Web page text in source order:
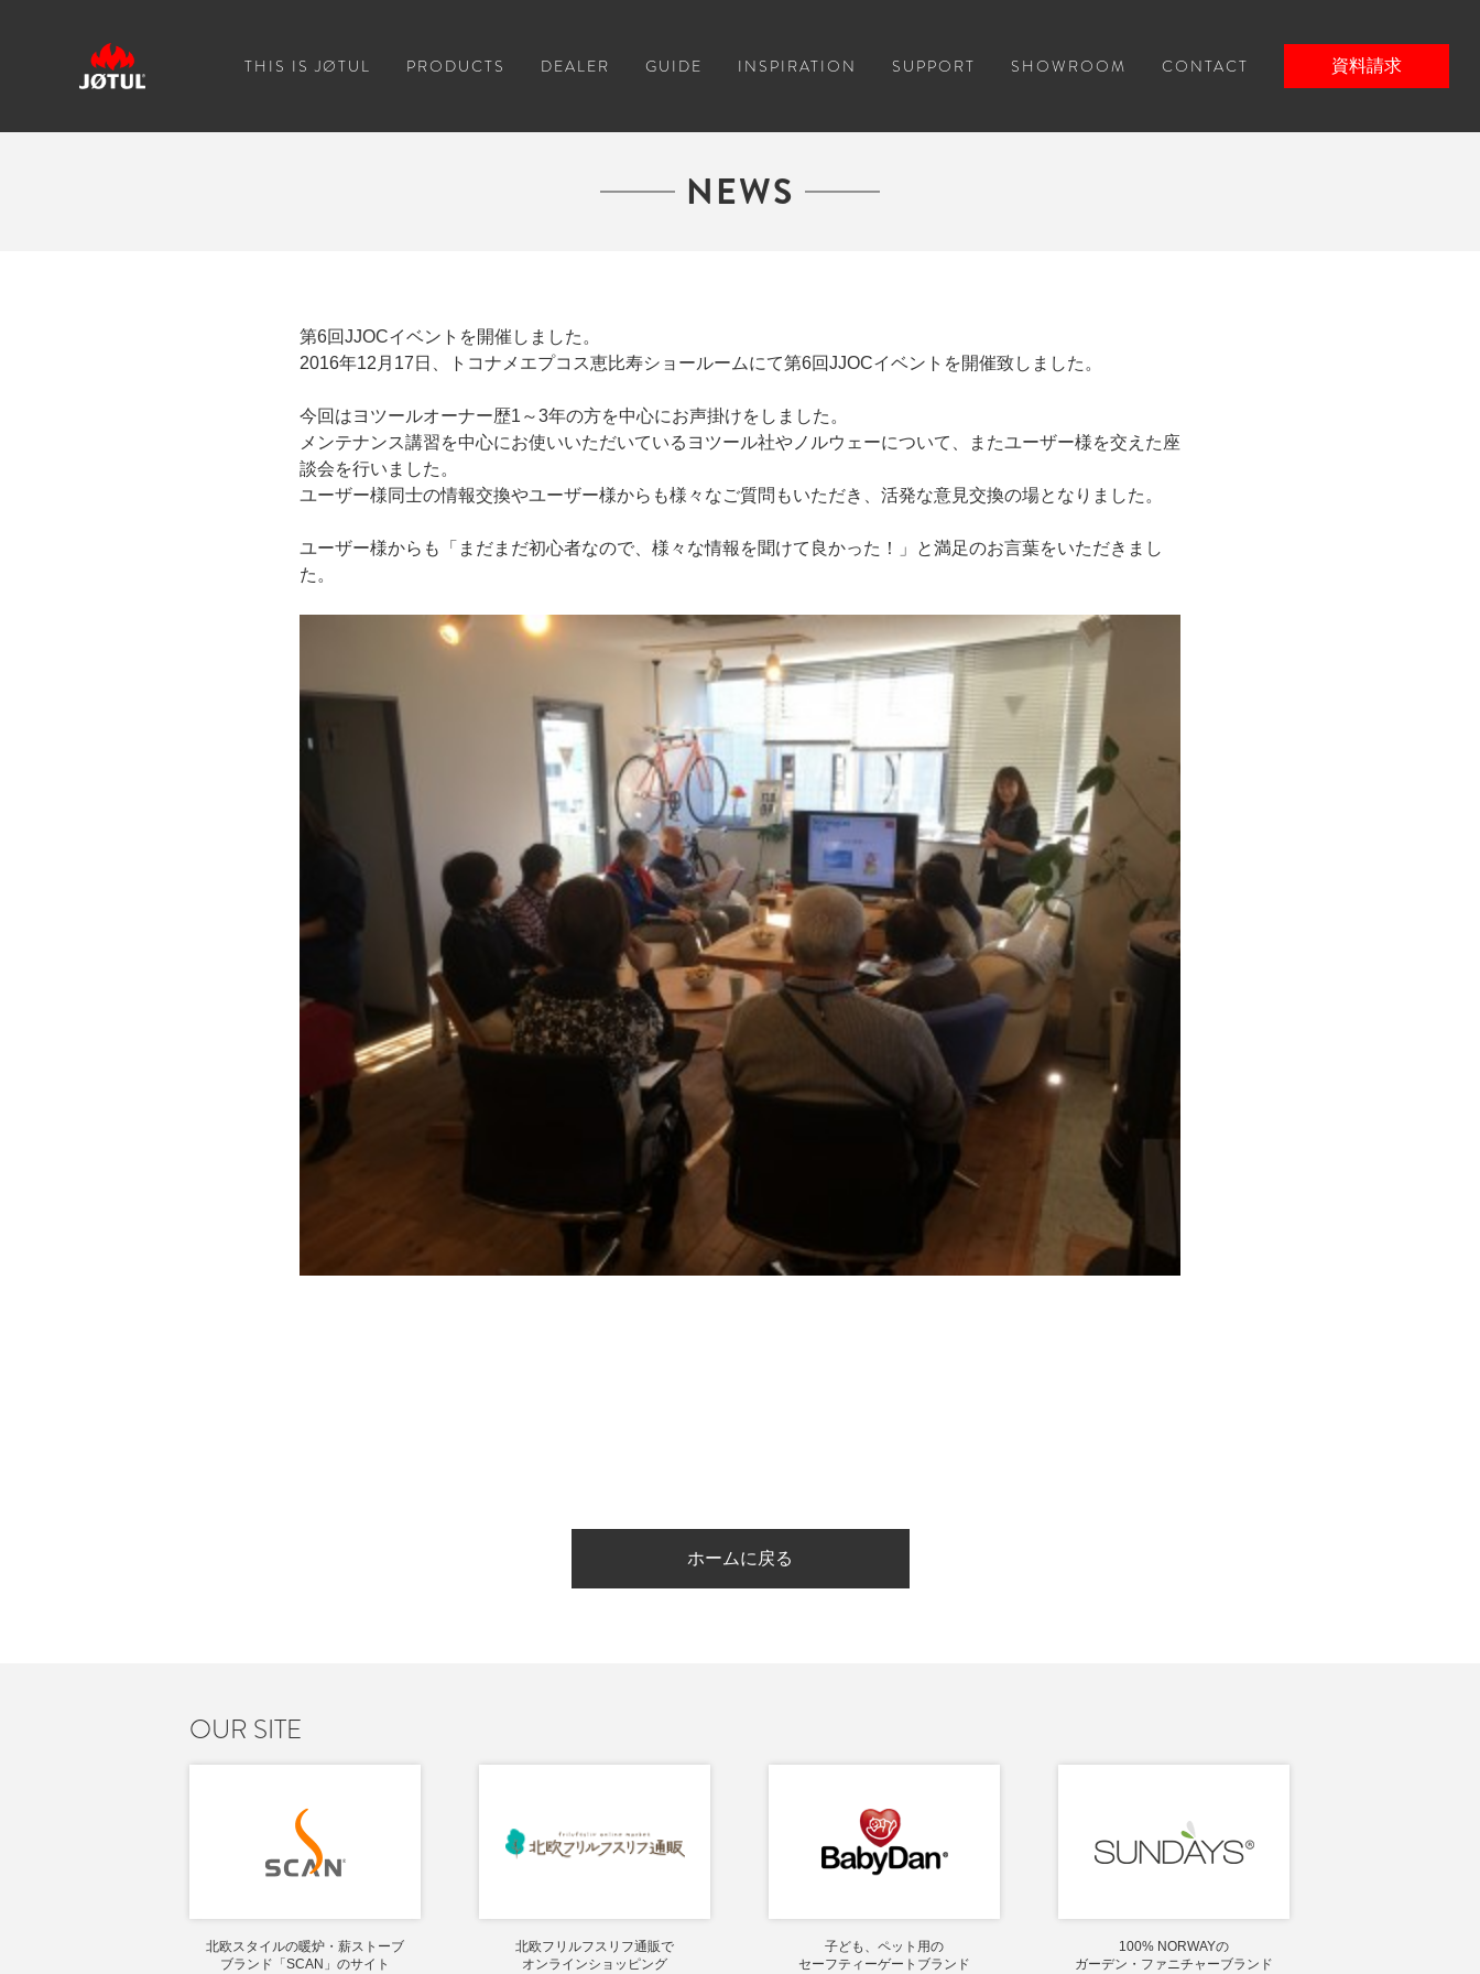
THIS IS JØTUL PRODUCTS DEALER GUIDE INSPIRATION SUPPORT SHOWROOM CONTACT 資料請求
NEWS
第6回JJOCイベントを開催しました。
2016年12月17日、トコナメエプコス恵比寿ショールームにて第6回JJOCイベントを開催致しました。
今回はヨツールオーナー歴1～3年の方を中心にお声掛けをしました。
メンテナンス講習を中心にお使いいただいているヨツール社やノルウェーについて、またユーザー様を交えた座
談会を行いました。
ユーザー様同士の情報交換やユーザー様からも様々なご質問もいただき、活発な意見交換の場となりました。
ユーザー様からも「まだまだ初心者なので、様々な情報を聞けて良かった！」と満足のお言葉をいただきまし
た。
ホームに戻る
OUR SITE
北欧スタイルの暖炉・薪ストーブ
ブランド「SCAN」のサイト
北欧フリルフスリフ通販で
オンラインショッピング
子ども、ペット用の
セーフティーゲートブランド
100% NORWAYの
ガーデン・ファニチャーブランド